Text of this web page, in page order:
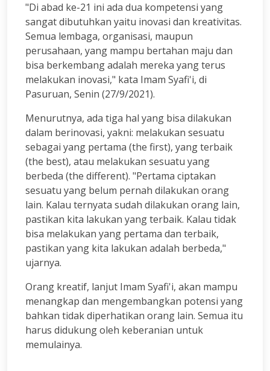
"Di abad ke-21 ini ada dua kompetensi yang
sangat dibutuhkan yaitu inovasi dan kreativitas.
Semua lembaga, organisasi, maupun
perusahaan, yang mampu bertahan maju dan
bisa berkembang adalah mereka yang terus
melakukan inovasi," kata Imam Syafi'i, di
Pasuruan, Senin (27/9/2021).
Menurutnya, ada tiga hal yang bisa dilakukan
dalam berinovasi, yakni: melakukan sesuatu
sebagai yang pertama (the first), yang terbaik
(the best), atau melakukan sesuatu yang
berbeda (the different). "Pertama ciptakan
sesuatu yang belum pernah dilakukan orang
lain. Kalau ternyata sudah dilakukan orang lain,
pastikan kita lakukan yang terbaik. Kalau tidak
bisa melakukan yang pertama dan terbaik,
pastikan yang kita lakukan adalah berbeda,"
ujarnya.
Orang kreatif, lanjut Imam Syafi'i, akan mampu
menangkap dan mengembangkan potensi yang
bahkan tidak diperhatikan orang lain. Semua itu
harus didukung oleh keberanian untuk
memulainya.